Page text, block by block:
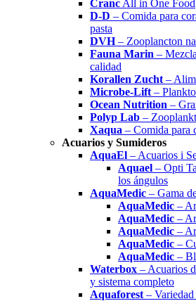
Cranc All in One Food
D-D – Comida para
pasta
DVH– Zooplancton
Fauna Marin –
calidad
Korallen Zucht –
Microbe-Lift –
Ocean Nutrition –
Polyp Lab –
Xaqua – Comida para
Acuarios y Sumideros
AquaEl – Acuarios i
Aquael – Opti
los ángulos
AquaMedic – Gama
AquaMedic –
AquaMedic –
AquaMedic –
AquaMedic –
AquaMedic –
Waterbox – Acuarios
y sistema completo
Aquaforest –